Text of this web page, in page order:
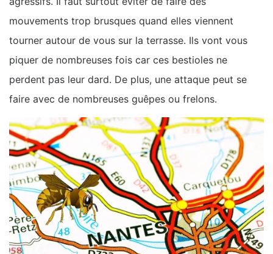
mouvements trop brusques quand elles viennent
tourner autour de vous sur la terrasse. Ils vont vous
piquer de nombreuses fois car ces bestioles ne
perdent pas leur dard. De plus, une attaque peut se
faire avec de nombreuses guêpes ou frelons.